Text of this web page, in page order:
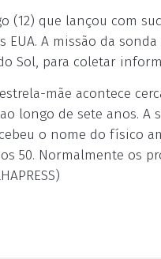
(12) que lançou com
EUA. A missão da
Sol, para coletar
mãe acontece
longo de sete anos.
o nome do físico
50. Normalmente os